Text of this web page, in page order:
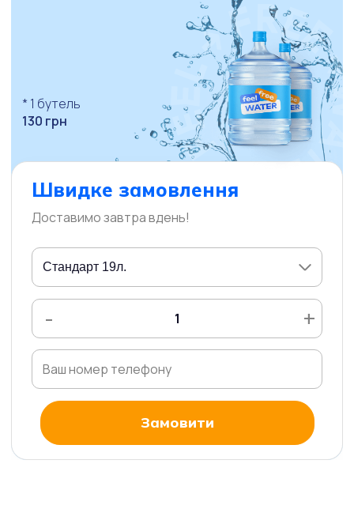
* 1 бутель
130 грн
Швидке замовлення
Доставимо завтра вдень!
- +
Замовити